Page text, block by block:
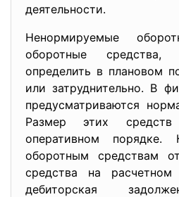
деятельности.
Ненормируемые
оборотные
определить в плановом
или затруднительно. В
предусматриваются
Размер этих
оперативном порядке.
оборотным средствам
средства на
дебиторская